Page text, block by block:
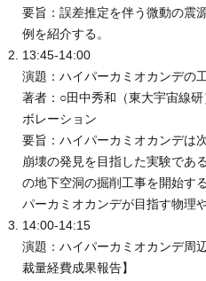
要旨：誤差推定を伴う微動の震
例を紹介する。
13:45-14:00
演題：ハイパーカミオカンデの
著者：○田中秀和（東大宇宙線
ボレーション
要旨：ハイパーカミオカンデは
崩壊の発見を目指した実験であ
の地下空洞の掘削工事を開始す
パーカミオカンデが目指す物理
14:00-14:15
演題：ハイパーカミオカンデ周
裁量経費成果報告】